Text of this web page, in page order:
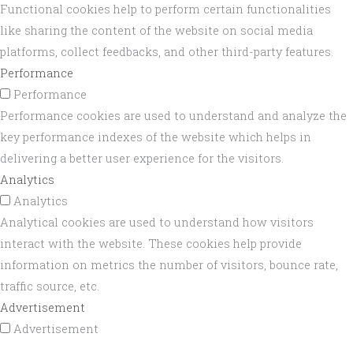
Functional cookies help to perform certain functionalities
like sharing the content of the website on social media
platforms, collect feedbacks, and other third-party features.
Performance
Performance
Performance cookies are used to understand and analyze the
key performance indexes of the website which helps in
delivering a better user experience for the visitors.
Analytics
Analytics
Analytical cookies are used to understand how visitors
interact with the website. These cookies help provide
information on metrics the number of visitors, bounce rate,
traffic source, etc.
Advertisement
Advertisement